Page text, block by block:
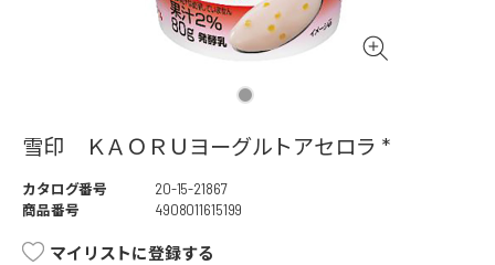
雪印 ＫＡＯＲＵヨーグルトアセロラ *
カタログ番号
20-15-21867
商品番号
4908011615199
マイリストに登録する